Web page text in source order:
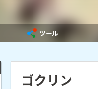
ツール
ゴクリン